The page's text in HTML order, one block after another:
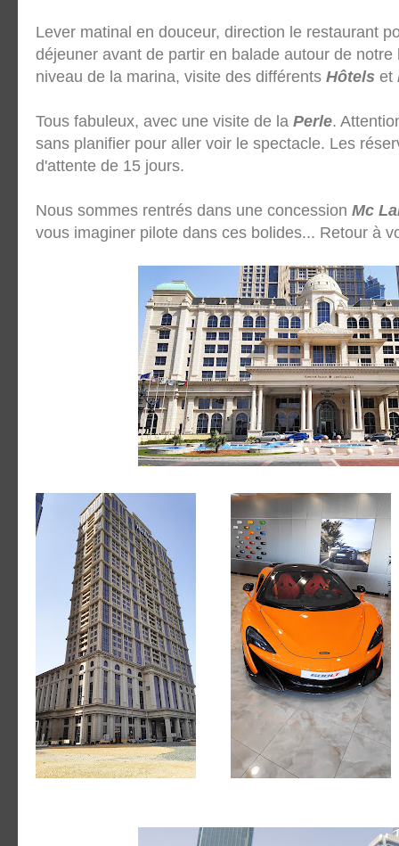
Lever matinal en douceur, direction le restaurant
déjeuner avant de partir en balade autour de
niveau de la marina, visite des différents Hôtels et
Tous fabuleux, avec une visite de la Perle.
sans planifier pour aller voir le spectacle. Les
d'attente de 15 jours.
Nous sommes rentrés dans une concession Mc
vous imaginer pilote dans ces bolides... Retour à